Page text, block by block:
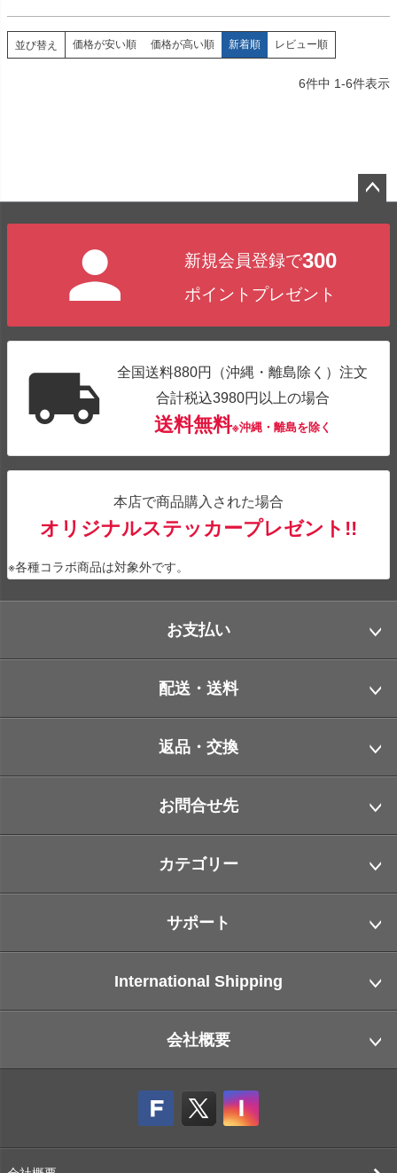
並び替え 価格が安い順 価格が高い順 新着順 レビュー順
6件中 1-6件表示
新規会員登録で300
ポイントプレゼント
全国送料880円（沖縄・離島除く）注文
合計税込3980円以上の場合
送料無料※沖縄・離島を除く
本店で商品購入された場合
オリジナルステッカープレゼント!!
※各種コラボ商品は対象外です。
お支払い
配送・送料
返品・交換
お問合せ先
カテゴリー
サポート
International Shipping
会社概要